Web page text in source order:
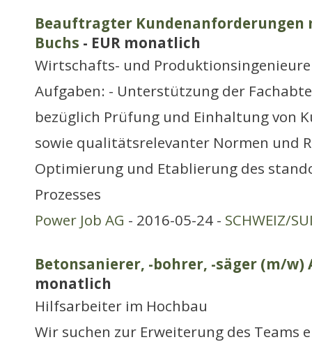
Beauftragter Kundenanforderungen
Buchs - EUR monatlich
Wirtschafts- und Produktionsingenieure
Aufgaben: - Unterstützung der
bezüglich Prüfung und Einhaltung von
sowie qualitätsrelevanter Normen und
Optimierung und Etablierung des
Prozesses
Power Job AG - 2016-05-24 - SCHWEIZ/
Betonsanierer, -bohrer, -säger (m/
monatlich
Hilfsarbeiter im Hochbau
Wir suchen zur Erweiterung des Teams